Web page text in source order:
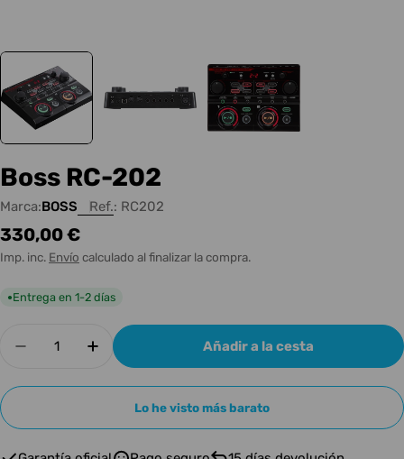
Boss RC-202
Marca:BOSS Ref.: RC202
Precio
habitual
330,00 €
Imp. inc. Envío calculado al finalizar la compra.
●Entrega en 1-2 días
Disminuir cantidad para Boss RC-202
Aumentar cantidad para Boss RC-202
Añadir a la cesta
Lo he visto más barato